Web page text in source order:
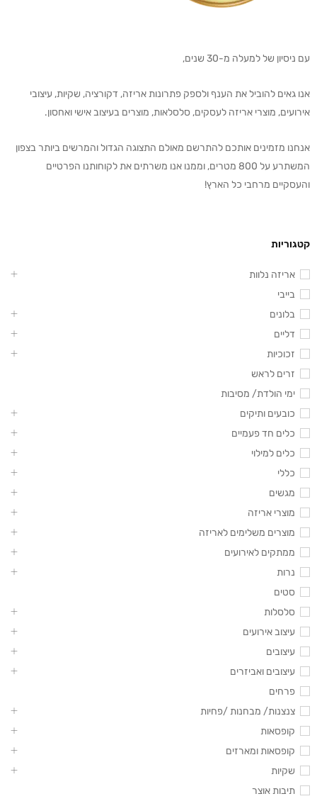
עם ניסיון של למעלה מ-30 שנים,
אנו גאים להוביל את הענף ולספק פתרונות אריזה, דקורציה, שקיות, עיצובי
אירועים, מוצרי אריזה לעסקים, סלסלאות, מוצרים בעיצוב אישי ואחסון.
אנחנו מזמינים אותכם להתרשם מאולם התצוגה הגדול והמרשים ביותר בצפון
המשתרע על 800 מטרים, וממנו אנו משרתים את לקוחותנו הפרטיים
והעסקיים מרחבי כל הארץ!
קטגוריות
אריזה נלוות
בייבי
בלונים
דליים
זכוכיות
זרים לראש
ימי הולדת/ מסיבות
כובעים ותיקים
כלים חד פעמיים
כלים למילוי
כללי
מגשים
מוצרי אריזה
מוצרים משלימים לאריזה
ממתקים לאירועים
נרות
סטים
סלסלות
עיצוב אירועים
עיצובים
עיצובים ואביזרים
פרחים
צנצנות/ מבחנות /פחיות
קופסאות
קופסאות ומארזים
שקיות
תיבות אוצר